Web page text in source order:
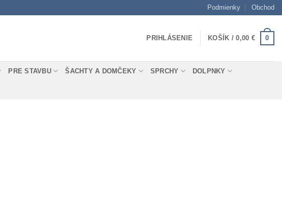
Podmienky Obchod
PRIHLÁSENIE KOŠÍK /0,00 € 0
PRE STAVBU ŠACHTY A DOMČEKY SPRCHY DOLPNKY